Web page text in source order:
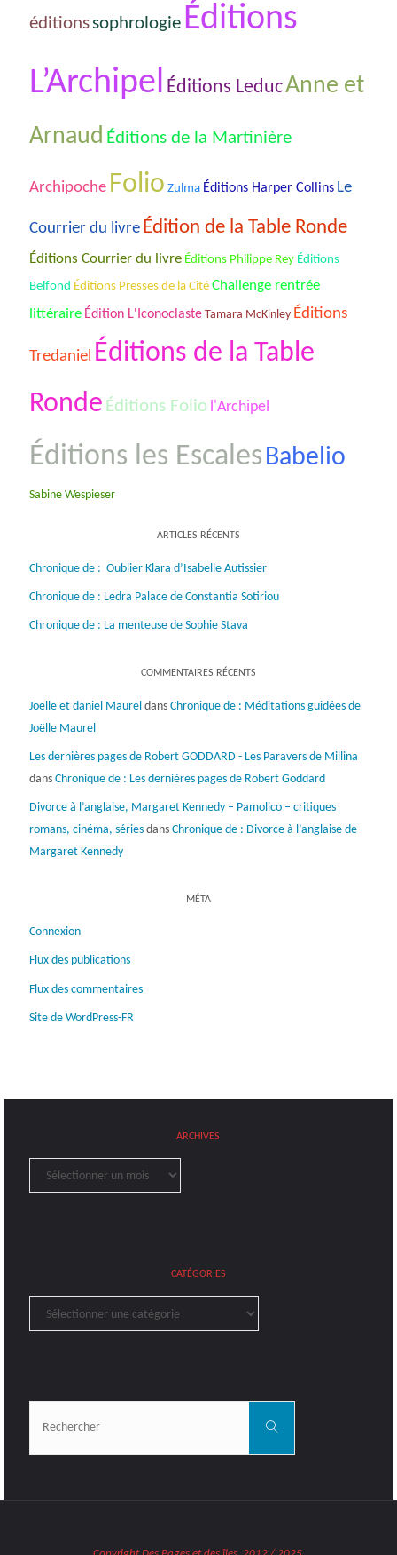
éditions sophrologie Éditions
L’Archipel Éditions LeducAnne et
Arnaud Éditions de la Martinière
Archipoche Folio Zulma Éditions Harper Collins Le
Courrier du livre Édition de la Table Ronde
Éditions Courrier du livre Éditions Philippe Rey Éditions
Belfond Éditions Presses de la Cité Challenge rentrée
littéraire Édition L'Iconoclaste Tamara McKinley Éditions
Tredaniel Éditions de la Table
Ronde Éditions Folio l'Archipel
Éditions les EscalesBabelio
Sabine Wespieser
ARTICLES RÉCENTS
Chronique de : Oublier Klara d’Isabelle Autissier
Chronique de : Ledra Palace de Constantia Sotiriou
Chronique de : La menteuse de Sophie Stava
COMMENTAIRES RÉCENTS
Joelle et daniel Maurel dans Chronique de : Méditations guidées de
Joëlle Maurel
Les dernières pages de Robert GODDARD - Les Paravers de Millina
dans Chronique de : Les dernières pages de Robert Goddard
Divorce à l’anglaise, Margaret Kennedy – Pamolico – critiques
romans, cinéma, sériesdans Chronique de : Divorce à l’anglaise de
Margaret Kennedy
MÉTA
Connexion
Flux des publications
Flux des commentaires
Site de WordPress-FR
ARCHIVES
Archives
CATÉGORIES
Catégories
Rechercher